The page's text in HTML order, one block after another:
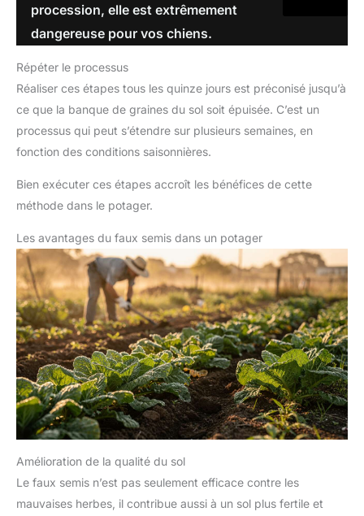
procession, elle est extrêmement
dangereuse pour vos chiens.
Répéter le processus
Réaliser ces étapes tous les quinze jours est préconisé jusqu’à
ce que la banque de graines du sol soit épuisée. C’est un
processus qui peut s’étendre sur plusieurs semaines, en
fonction des conditions saisonnières.
Bien exécuter ces étapes accroît les bénéfices de cette
méthode dans le potager.
Les avantages du faux semis dans un potager
Amélioration de la qualité du sol
Le faux semis n’est pas seulement efficace contre les
mauvaises herbes, il contribue aussi à un sol plus fertile et